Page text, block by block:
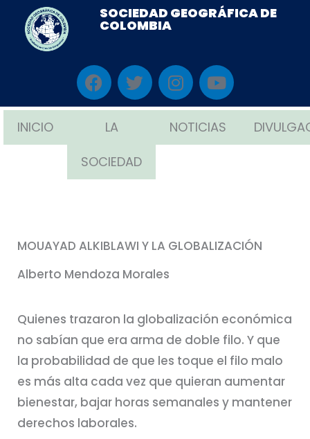
contenido
SOCIEDAD GEOGRÁFICA DE
COLOMBIA
F
a
c
o
o
T
w
i
e
r
I
n
s
t
a
Y
o
u
t
u
INICIO
LA
SOCIEDAD
NOTICIAS
MOUAYAD ALKIBLAWI Y LA GLOBALIZACIÓN
Alberto Mendoza Morales
Quienes trazaron la globalización económica
no sabían que era arma de doble filo. Y que
la probabilidad de que les toque el filo malo
es más alta cada vez que quieran aumentar
bienestar, bajar horas semanales y mantener
derechos laborales.